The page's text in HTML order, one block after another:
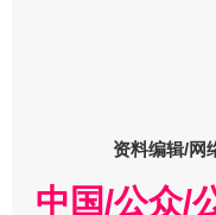
资料编辑/网
中国/公众/